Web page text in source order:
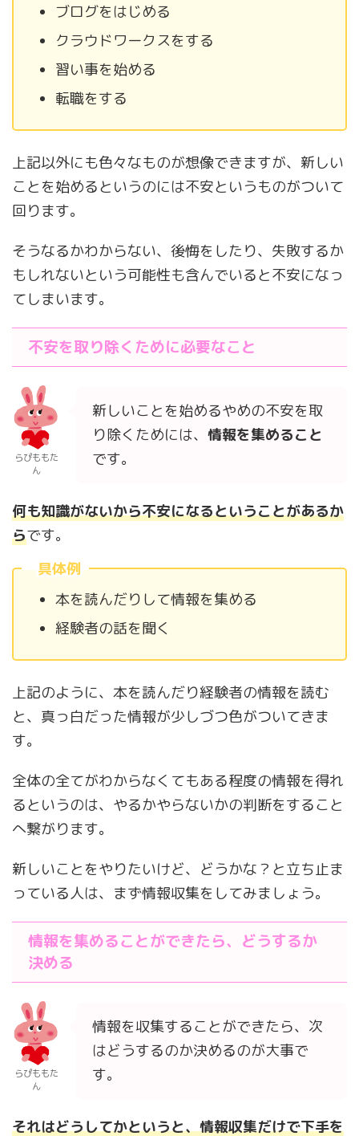
ブログをはじめる
クラウドワークスをする
習い事を始める
転職をする
上記以外にも色々なものが想像できますが、新しい
ことを始めるというのには不安というものがついて
回ります。
そうなるかわからない、後悔をしたり、失敗するか
もしれないという可能性も含んでいると不安になっ
てしまいます。
不安を取り除くために必要なこと
らぴももた
ん
新しいことを始めるやめの不安を取
り除くためには、 情報を集めること
です。
何も知識がないから不安になるということがあるか
らです。
具体例
本を読んだりして情報を集める
経験者の話を聞く
上記のように、本を読んだり経験者の情報を読む
と、真っ白だった情報が少しづつ色がついてきま
す。
全体の全てがわからなくてもある程度の情報を得れ
るというのは、やるかやらないかの判断をすること
へ繋がります。
新しいことをやりたいけど、どうかな？と立ち止ま
っている人は、まず情報収集をしてみましょう。
情報を集めることができたら、どうするか
決める
らぴももた
ん
情報を収集することができたら、次
はどうするのか決めるのが大事で
す。
それはどうしてかというと、情報収集だけで下手を